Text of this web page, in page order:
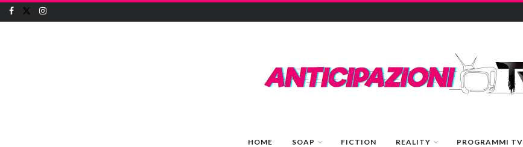
HOME SOAP FICTION REALITY PROGRAMMI TV